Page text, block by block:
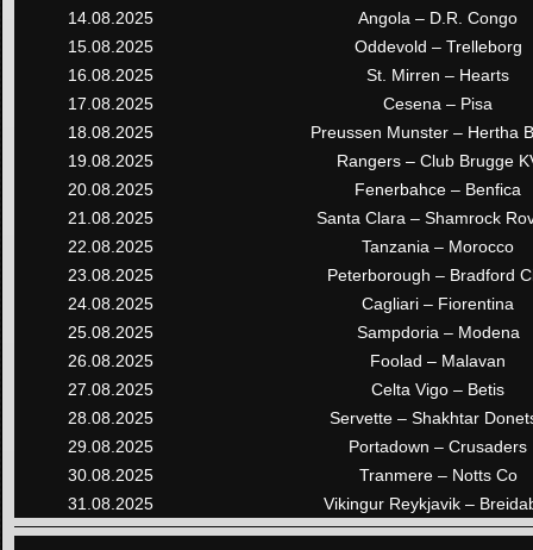
14.08.2025
Angola – D.R. Congo
15.08.2025
Oddevold – Trelleborg
16.08.2025
St. Mirren – Hearts
17.08.2025
Cesena – Pisa
18.08.2025
Preussen Munster – Hertha
19.08.2025
Rangers – Club Brugge
20.08.2025
Fenerbahce – Benfica
21.08.2025
Santa Clara – Shamrock
22.08.2025
Tanzania – Morocco
23.08.2025
Peterborough – Bradford
24.08.2025
Cagliari – Fiorentina
25.08.2025
Sampdoria – Modena
26.08.2025
Foolad – Malavan
27.08.2025
Celta Vigo – Betis
28.08.2025
Servette – Shakhtar
29.08.2025
Portadown – Crusaders
30.08.2025
Tranmere – Notts Co
31.08.2025
Vikingur Reykjavik –